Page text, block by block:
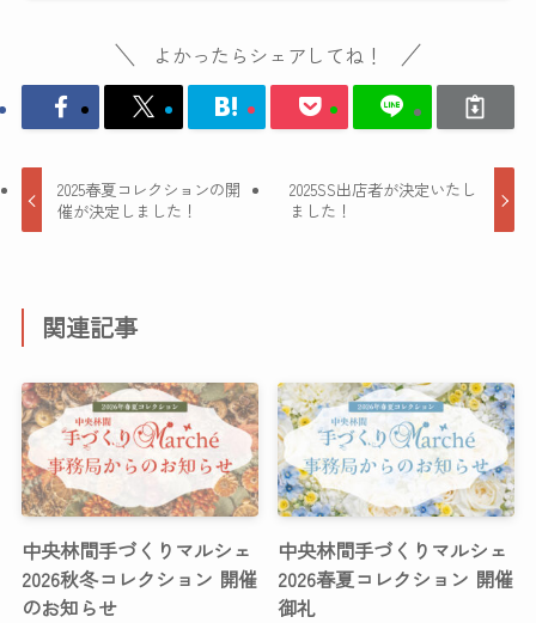
よかったらシェアしてね！
2025春夏コレクションの開
催が決定しました！
2025SS出店者が決定いたし
ました！
関連記事
中央林間手づくりマルシェ
2026秋冬コレクション 開催
のお知らせ
中央林間手づくりマルシェ
2026春夏コレクション 開催
御礼